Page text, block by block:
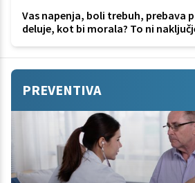
Vas napenja, boli trebuh, prebava
deluje, kot bi morala? To ni
PREVENTIVA